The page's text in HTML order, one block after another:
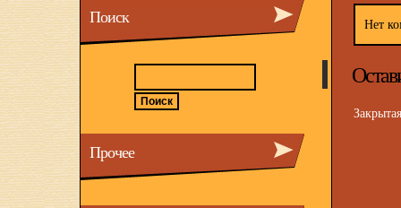
Нет
Поиск
Прочее